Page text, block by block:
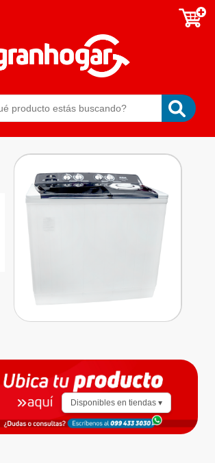
Disponibles en tiendas ▾